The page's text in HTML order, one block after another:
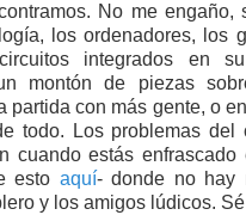
No me engaño,
los ordenadores, los
integrados en
montón de piezas
partida con más gente, o
todo. Los problemas del
cuando estás
esto aquí- donde no hay
y los amigos lúdicos.